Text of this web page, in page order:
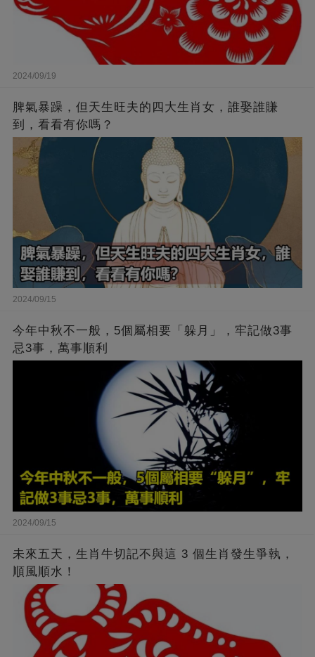
2024/09/19
脾氣暴躁，但天生旺夫的四大生肖女，誰娶誰賺
到，看看有你嗎？
2024/09/15
今年中秋不一般，5個屬相要「躲月」，牢記做3事
忌3事，萬事順利
2024/09/15
未來五天，生肖牛切記不與這 3 個生肖發生爭執，
順風順水！